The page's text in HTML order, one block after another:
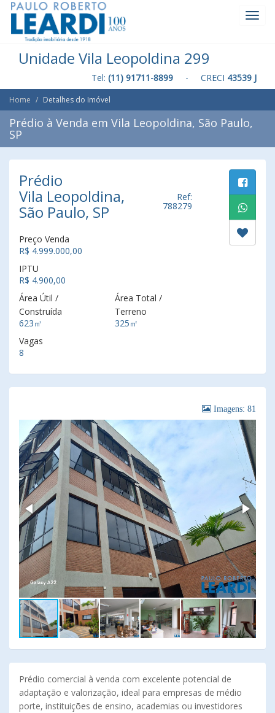
Unidade Vila Leopoldina 299
Tel: (11) 91711-8899 - CRECI 43539 J
Home Detalhes do Imóvel
Prédio à Venda em Vila Leopoldina, São Paulo,
SP
Prédio
Vila Leopoldina,
São Paulo, SP
Ref:
788279
Preço Venda
R$ 4.999.000,00
IPTU
R$ 4.900,00
Área Útil /
Construída
623㎡
Área Total /
Terreno
325㎡
Vagas
8
Imagens: 81
Prédio comercial à venda com excelente potencial de
adaptação e valorização, ideal para empresas de médio
porte, instituições de ensino, academias ou investidores